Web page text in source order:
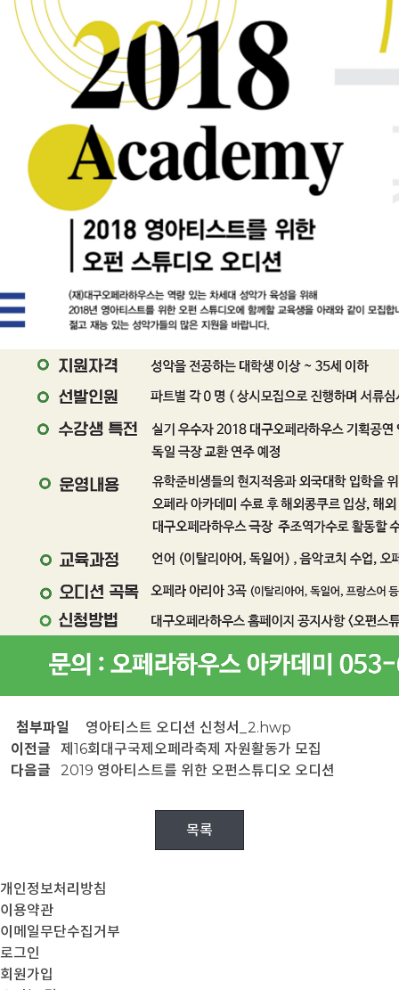
첨부파일
영아티스트 오디션 신청서_2.hwp
이전글
제16회대구국제오페라축제 자원활동가 모집
다음글
2019 영아티스트를 위한 오펀스튜디오 오디션
목록
개인정보처리방침
이용약관
이메일무단수집거부
로그인
회원가입